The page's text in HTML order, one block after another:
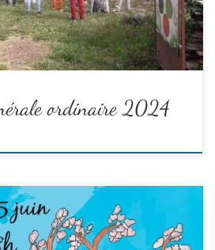
the rest
ordinaire 2024